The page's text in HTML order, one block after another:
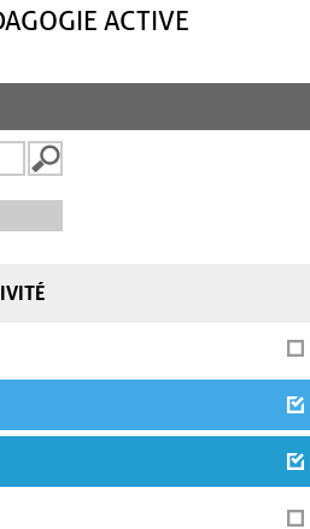
ACTIVE